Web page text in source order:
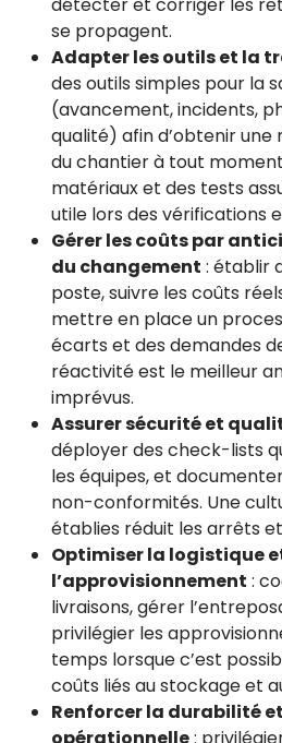
se propagent.
Adapter les outils et la
des outils simples pour la
(avancement, incidents,
qualité) afin d’obtenir
du chantier à tout
matériaux et des tests
utile lors des vérifications
Gérer les coûts par
du changement : établir
poste, suivre les coûts
mettre en place un
écarts et des demandes
réactivité est le meilleur
imprévus.
Assurer sécurité et
déployer des check-lists
les équipes, et
non-conformités. Une
établies réduit les arrêts
Optimiser la logistique
l’approvisionnement :
livraisons, gérer
privilégier les
temps lorsque c’est
coûts liés au stockage et
Renforcer la durabilité